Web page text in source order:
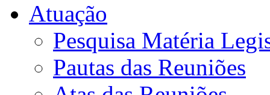
Atuação
Pesquisa Matéria
Pautas das Reuniões